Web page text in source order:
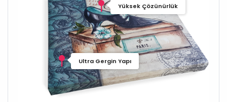
Yüksek Çözünürlük
Ultra Gergin Yapı